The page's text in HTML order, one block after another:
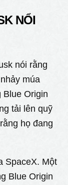
NỔI
nói rằng
múa
Blue Origin
tải lên quỹ
họ đang
SpaceX. Một
Blue Origin